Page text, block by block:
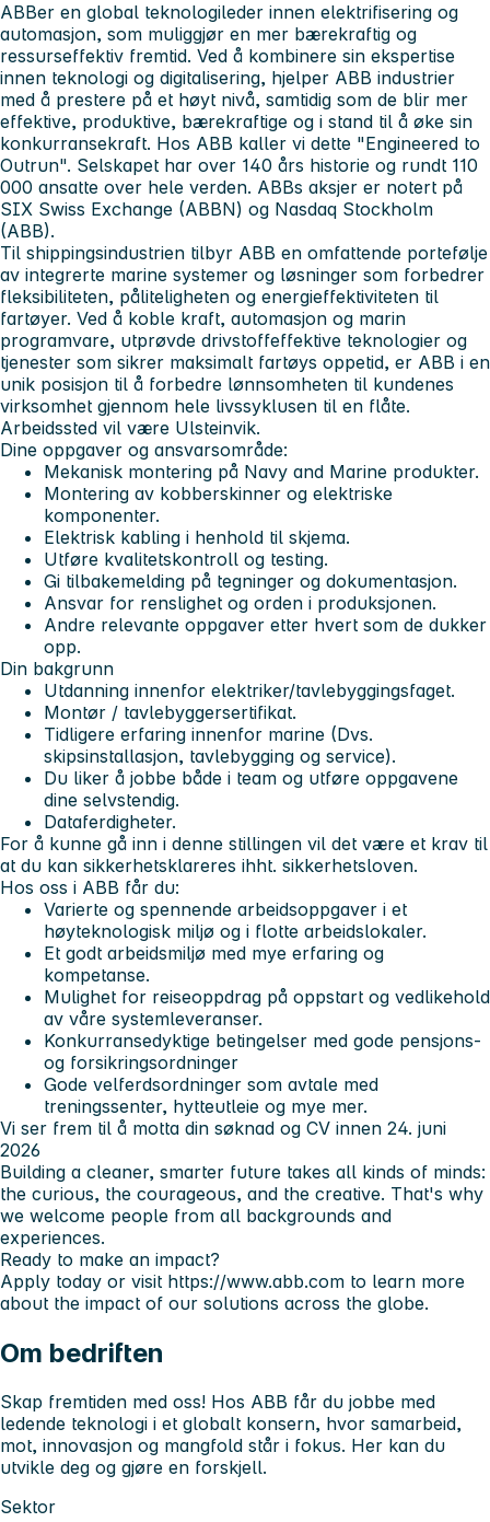
ABBer en global teknologileder innen elektrifisering og
automasjon, som muliggjør en mer bærekraftig og
ressurseffektiv fremtid. Ved å kombinere sin ekspertise
innen teknologi og digitalisering, hjelper ABB industrier
med å prestere på et høyt nivå, samtidig som de blir mer
effektive, produktive, bærekraftige og i stand til å øke sin
konkurransekraft. Hos ABB kaller vi dette "Engineered to
Outrun". Selskapet har over 140 års historie og rundt 110
000 ansatte over hele verden. ABBs aksjer er notert på
SIX Swiss Exchange (ABBN) og Nasdaq Stockholm
(ABB).
Til shippingsindustrien tilbyr ABB en omfattende portefølje
av integrerte marine systemer og løsninger som forbedrer
fleksibiliteten, påliteligheten og energieffektiviteten til
fartøyer. Ved å koble kraft, automasjon og marin
programvare, utprøvde drivstoffeffektive teknologier og
tjenester som sikrer maksimalt fartøys oppetid, er ABB i en
unik posisjon til å forbedre lønnsomheten til kundenes
virksomhet gjennom hele livssyklusen til en flåte.
Arbeidssted vil være Ulsteinvik.
Dine oppgaver og ansvarsområde:
Mekanisk montering på Navy and Marine produkter.
Montering av kobberskinner og elektriske
komponenter.
Elektrisk kabling i henhold til skjema.
Utføre kvalitetskontroll og testing.
Gi tilbakemelding på tegninger og dokumentasjon.
Ansvar for renslighet og orden i produksjonen.
Andre relevante oppgaver etter hvert som de dukker
opp.
Din bakgrunn
Utdanning innenfor elektriker/tavlebyggingsfaget.
Montør / tavlebyggersertifikat.
Tidligere erfaring innenfor marine (Dvs.
skipsinstallasjon, tavlebygging og service).
Du liker å jobbe både i team og utføre oppgavene
dine selvstendig.
Dataferdigheter.
For å kunne gå inn i denne stillingen vil det være et krav til
at du kan sikkerhetsklareres ihht. sikkerhetsloven.
Hos oss i ABB får du:
Varierte og spennende arbeidsoppgaver i et
høyteknologisk miljø og i flotte arbeidslokaler.
Et godt arbeidsmiljø med mye erfaring og
kompetanse.
Mulighet for reiseoppdrag på oppstart og vedlikehold
av våre systemleveranser.
Konkurransedyktige betingelser med gode pensjons-
og forsikringsordninger
Gode velferdsordninger som avtale med
treningssenter, hytteutleie og mye mer.
Vi ser frem til å motta din søknad og CV innen 24. juni
2026
Building a cleaner, smarter future takes all kinds of minds:
the curious, the courageous, and the creative. That's why
we welcome people from all backgrounds and
experiences.
Ready to make an impact?
Apply today or visit https://www.abb.com to learn more
about the impact of our solutions across the globe.
Om bedriften
Skap fremtiden med oss! Hos ABB får du jobbe med
ledende teknologi i et globalt konsern, hvor samarbeid,
mot, innovasjon og mangfold står i fokus. Her kan du
utvikle deg og gjøre en forskjell.
Sektor